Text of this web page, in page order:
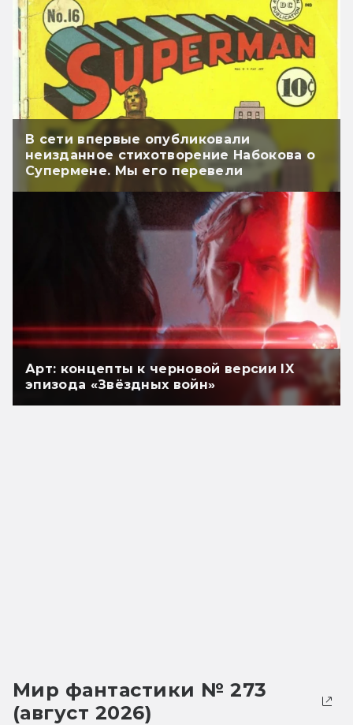
В сети впервые опубликовали
неизданное стихотворение Набокова о
Супермене. Мы его перевели
Арт: концепты к черновой версии IX
эпизода «Звёздных войн»
Мир фантастики № 273
(август 2026)